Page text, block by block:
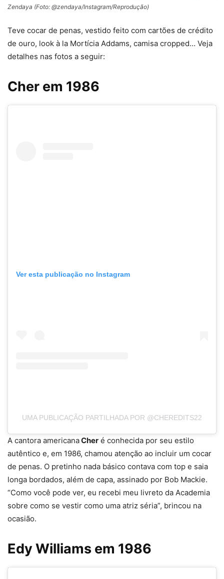
Zendaya (Foto: @zendaya/Instagram/Reprodução)
Teve cocar de penas, vestido feito com cartões de crédito
de ouro, look à la Mortícia Addams, camisa cropped… Veja
detalhes nas fotos a seguir:
Cher em 1986
Ver esta publicação no Instagram
UMA PUBLICAÇÃO PARTILHADA POR @CHEREDITS22
A cantora americanaCher é conhecida por seu estilo
autêntico e, em 1986, chamou atenção ao incluir um cocar
de penas. O pretinho nada básico contava com top e saia
longa bordados, além de capa, assinado por Bob Mackie.
“Como você pode ver, eu recebi meu livreto da Academia
sobre como se vestir como uma atriz séria”, brincou na
ocasião.
Edy Williams em 1986